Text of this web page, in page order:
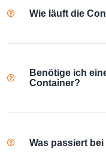
Wie läuft die
Benötige ich
Container?
Was passiert